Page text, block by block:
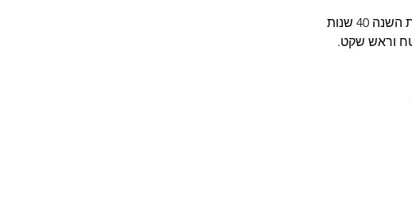
להקת משינה, הלהקה המשפיעה והמצליחה ביותר בישראל חוגגת השנה 40 שנות